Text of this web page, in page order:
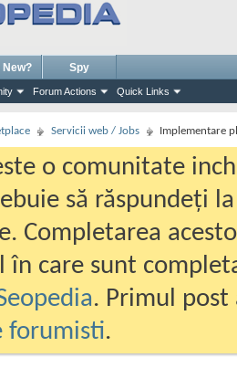
Forum Actions Quick Links
New? Spy
Servicii web / Jobs Implementare
o comunitate
să răspundeți
Completarea
în care sunt
. Primul
forumisti.